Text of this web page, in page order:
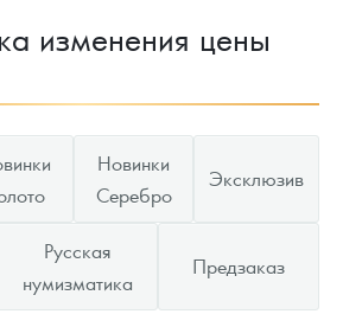
изменения цены
Новинки
Серебро
Эксклюзив
Русская
нумизматика
Предзаказ